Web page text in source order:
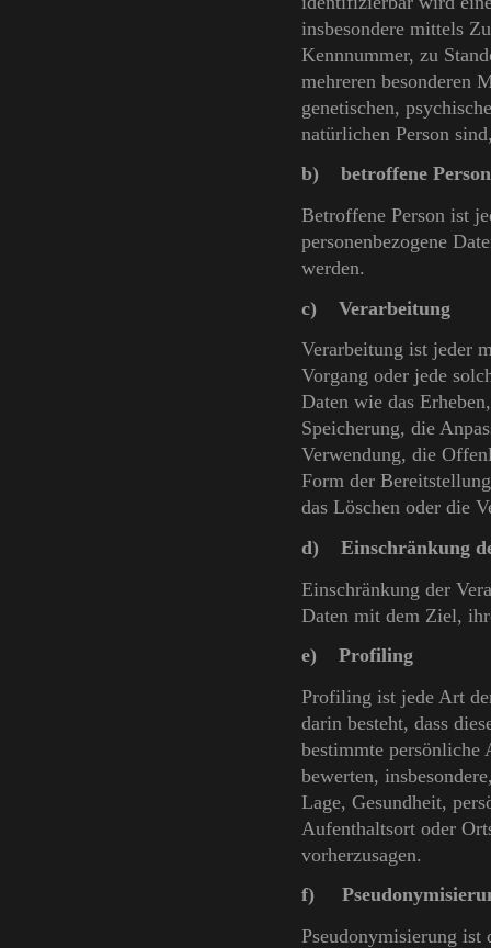
insbesondere mittels
Kennnummer, zu
mehreren besonderen
genetischen,
natürlichen Person
b) betroffene Person
Betroffene Person ist
personenbezogene
werden.
c) Verarbeitung
Verarbeitung ist jeder
Vorgang oder jede
Daten wie das
Speicherung, die
Verwendung, die
Form der
das Löschen oder die
d) Einschränkung
Einschränkung der
Daten mit dem Ziel,
e) Profiling
Profiling ist jede Art
darin besteht, dass
bestimmte persönliche
bewerten,
Lage, Gesundheit,
Aufenthaltsort oder
vorherzusagen.
f)
Pseudonymisierung ist